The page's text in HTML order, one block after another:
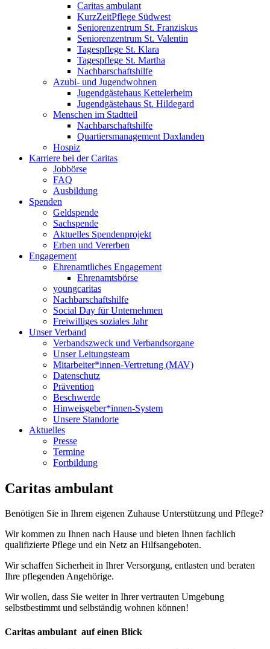
Caritas ambulant
KurzZeitPflege Südwest
Seniorenzentrum St. Franziskus
Seniorenzentrum St. Valentin
Tagespflege St. Klara
Tagespflege St. Martha
Nachbarschaftshilfe
Azubi- und Jugendwohnen
Jugendgästehaus Kettelerheim
Jugendgästehaus St. Hildegard
Menschen im Stadtteil
Nachbarschaftshilfe
Quartiersmanagement Daxlanden
Hospiz
Karriere bei der Caritas
Jobbörse
FAQ
Ausbildung
Spenden
Geldspende
Sachspende
Aktuelles Spendenprojekt
Erben und Vererben
Engagement
Ehrenamtliches Engagement
Ehrenamtsbörse
youngcaritas
Nachbarschaftshilfe
Social Day für Unternehmen
Freiwilliges soziales Jahr
Unser Verband
Verbandszweck und Verbandsorgane
Unser Leitungsteam
Mitarbeiter*innen-Vertretung (MAV)
Datenschutz
Prävention
Beschwerde
Hinweisgeber*innen-System
Unsere Standorte
Aktuelles
Presse
Termine
Fortbildung
Caritas ambulant
Benötigen Sie in Ihrem eigenen Zuhause Unterstützung und Pflege?
Wir kommen zu Ihnen nach Hause und bieten Ihnen fachlich
qualifizierte Pflege und ein Netz an Hilfsangeboten.
Wir schaffen Sicherheit in Ihrer Versorgung, entlasten und beraten
Ihre pflegenden Angehörige.
Wir wollen, dass Sie weiter in Ihrer vertrauten Umgebung
selbstbestimmt und selbständig wohnen können!
Caritas ambulant auf einen Blick